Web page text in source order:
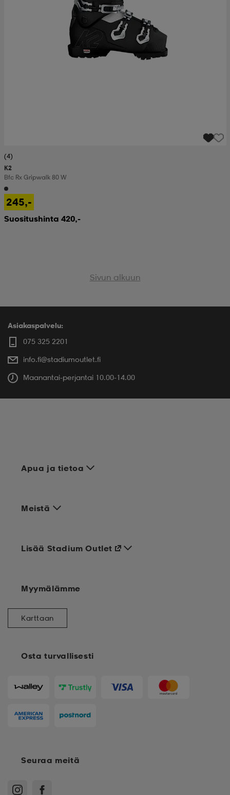
(4)
K2
Bfc Rx Gripwalk 80 W
245,-
Suositushinta 420,-
Sivun alkuun
Asiakaspalvelu:
075 325 2201
info.fi@stadiumoutlet.fi
Maanantai-perjantai 10.00-14.00
Apua ja tietoa
Meistä
Osta turvallisesti
Lisää Stadium Outlet
Myymälämme
Karttaan
Seuraa meitä